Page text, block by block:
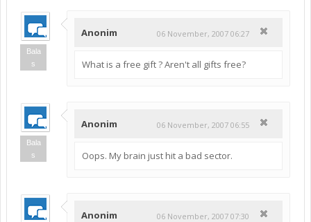
Bala
s
Anonim 06 November, 2007 06:27
What is a free gift ? Aren't all gifts free?
Bala
s
Anonim 06 November, 2007 06:55
Oops. My brain just hit a bad sector.
Anonim 06 November, 2007 07:30